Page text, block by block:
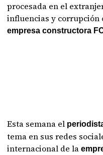
procesada en el
influencias y corrupción
empresa constructora
Esta semana el
tema en sus redes
internacional de la